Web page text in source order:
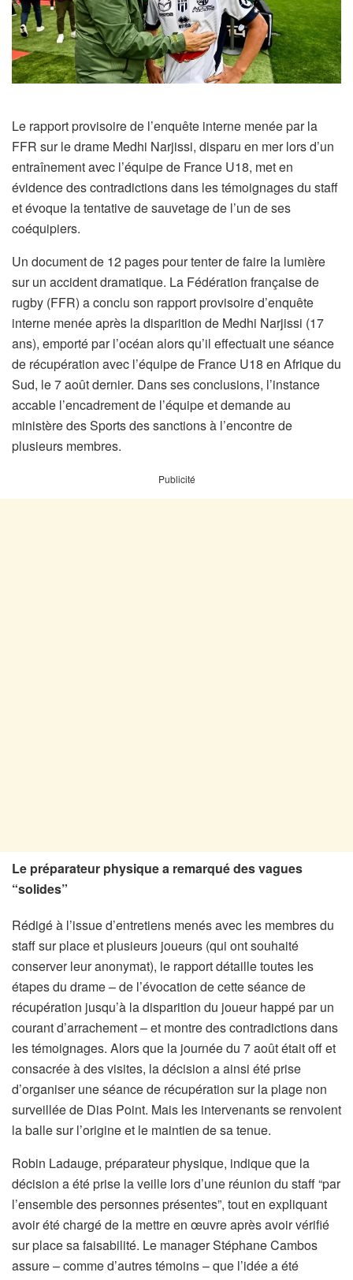
Le rapport provisoire de l’enquête interne menée par la
FFR sur le drame Medhi Narjissi, disparu en mer lors d’un
entraînement avec l’équipe de France U18, met en
évidence des contradictions dans les témoignages du staff
et évoque la tentative de sauvetage de l’un de ses
coéquipiers.
Un document de 12 pages pour tenter de faire la lumière
sur un accident dramatique. La Fédération française de
rugby (FFR) a conclu son rapport provisoire d’enquête
interne menée après la disparition de Medhi Narjissi (17
ans), emporté par l’océan alors qu’il effectuait une séance
de récupération avec l’équipe de France U18 en Afrique du
Sud, le 7 août dernier. Dans ses conclusions, l’instance
accable l’encadrement de l’équipe et demande au
ministère des Sports des sanctions à l’encontre de
plusieurs membres.
Publicité
Le préparateur physique a remarqué des vagues
“solides”
Rédigé à l’issue d’entretiens menés avec les membres du
staff sur place et plusieurs joueurs (qui ont souhaité
conserver leur anonymat), le rapport détaille toutes les
étapes du drame – de l’évocation de cette séance de
récupération jusqu’à la disparition du joueur happé par un
courant d’arrachement – et montre des contradictions dans
les témoignages. Alors que la journée du 7 août était off et
consacrée à des visites, la décision a ainsi été prise
d’organiser une séance de récupération sur la plage non
surveillée de Dias Point. Mais les intervenants se renvoient
la balle sur l’origine et le maintien de sa tenue.
Robin Ladauge, préparateur physique, indique que la
décision a été prise la veille lors d’une réunion du staff “par
l’ensemble des personnes présentes”, tout en expliquant
avoir été chargé de la mettre en œuvre après avoir vérifié
sur place sa faisabilité. Le manager Stéphane Cambos
assure – comme d’autres témoins – que l’idée a été